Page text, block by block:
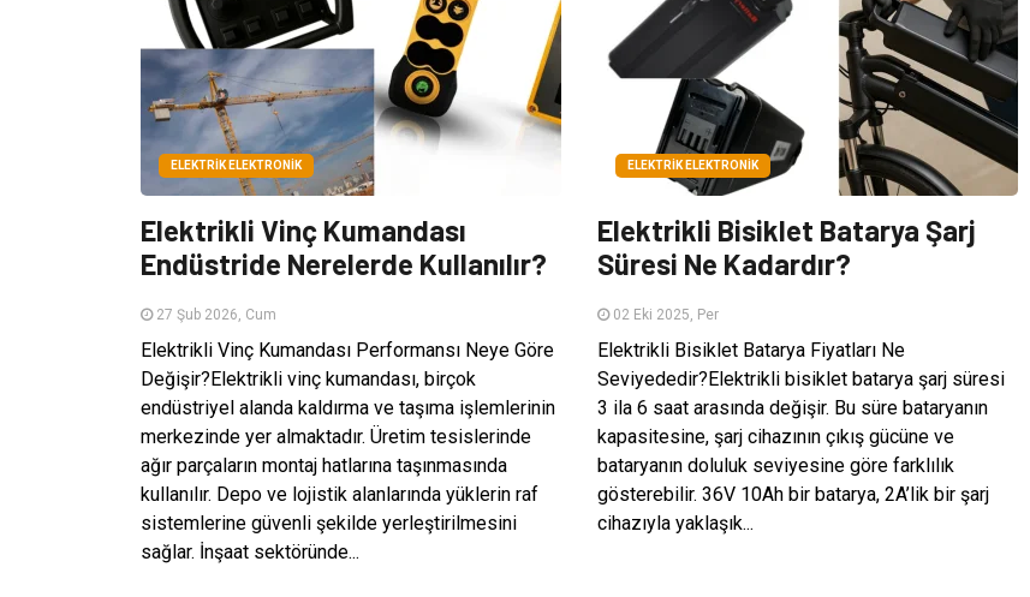
ELEKTRIK ELEKTRONIK
Elektrikli Vinç Kumandası
Endüstride Nerelerde Kullanılır?
27 Şub 2026, Cum
Elektrikli Vinç Kumandası Performansı Neye Göre
Değişir?Elektrikli vinç kumandası, birçok
endüstriyel alanda kaldırma ve taşıma işlemlerinin
merkezinde yer almaktadır. Üretim tesislerinde
ağır parçaların montaj hatlarına taşınmasında
kullanılır. Depo ve lojistik alanlarında yüklerin raf
sistemlerine güvenli şekilde yerleştirilmesini
sağlar. İnşaat sektöründe...
ELEKTRIK ELEKTRONIK
Elektrikli Bisiklet Batarya Şarj
Süresi Ne Kadardır?
02 Eki 2025, Per
Elektrikli Bisiklet Batarya Fiyatları Ne
Seviyededir?Elektrikli bisiklet batarya şarj süresi
3 ila 6 saat arasında değişir. Bu süre bataryanın
kapasitesine, şarj cihazının çıkış gücüne ve
bataryanın doluluk seviyesine göre farklılık
gösterebilir. 36V 10Ah bir batarya, 2A’lik bir şarj
cihazıyla yaklaşık...